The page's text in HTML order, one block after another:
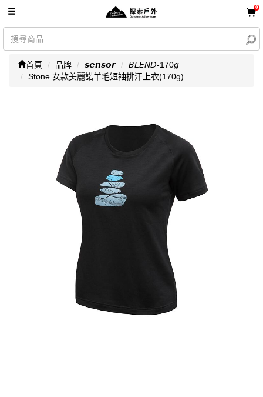
0
首頁 品牌 𝙨𝙚𝙣𝙨𝙤𝙧
𝘉𝘓𝘌𝘕𝘋-170𝘨
Stone 女款美麗諾羊毛短袖排汗上衣(170g)